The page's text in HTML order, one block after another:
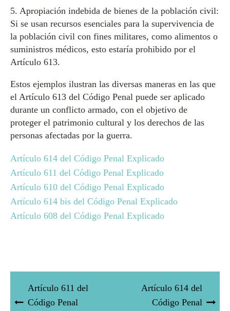
5. Apropiación indebida de bienes de la población civil:
Si se usan recursos esenciales para la supervivencia de
la población civil con fines militares, como alimentos o
suministros médicos, esto estaría prohibido por el
Artículo 613.
Estos ejemplos ilustran las diversas maneras en las que
el Artículo 613 del Código Penal puede ser aplicado
durante un conflicto armado, con el objetivo de
proteger el patrimonio cultural y los derechos de las
personas afectadas por la guerra.
Artículo 614 del Código Penal Explicado
Artículo 611 del Código Penal Explicado
Artículo 610 del Código Penal Explicado
Artículo 614 bis del Código Penal Explicado
Artículo 608 del Código Penal Explicado
Artículo 611 del
Código Penal
Artículo 614 del
Código Penal